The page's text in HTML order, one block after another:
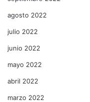
agosto 2022
julio 2022
junio 2022
mayo 2022
abril 2022
marzo 2022